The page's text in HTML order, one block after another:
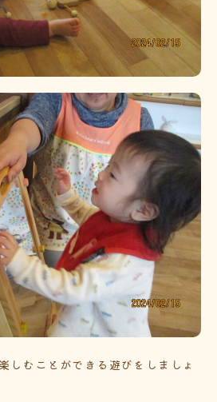
しむことができる遊びをしましょ